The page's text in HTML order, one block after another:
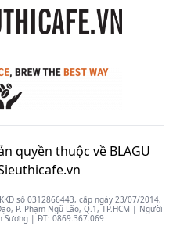
quyền thuộc về BLAGU
số 0312866443, cấp ngày 23/07/2014,
P. Phạm Ngũ Lão, Q.1, TP.HCM | Người
Sương | ĐT: 0869.367.069